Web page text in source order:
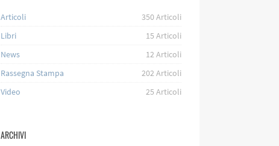
Articoli 350Articoli
Libri
15 Articoli
News
12Articoli
Rassegna Stampa
202Articoli
Video
25 Articoli
ARCHIVI